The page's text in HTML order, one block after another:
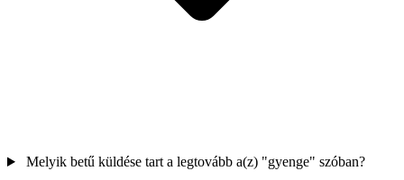
Melyik betű küldése tart a legtovább a(z) "gyenge" szóban?